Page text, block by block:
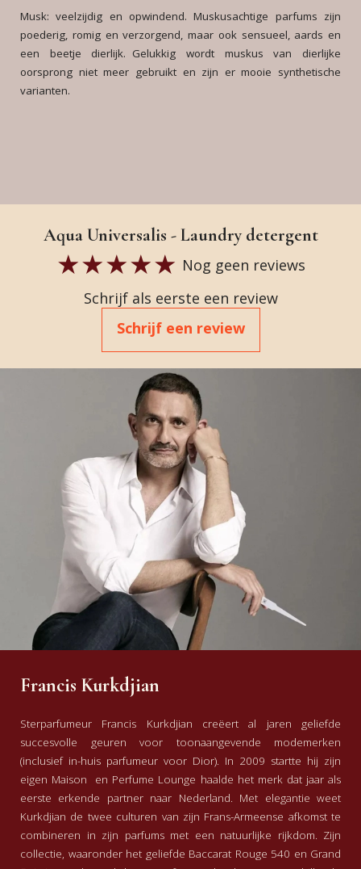
Musk: veelzijdig en opwindend. Muskusachtige parfums zijn
poederig, romig en verzorgend, maar ook sensueel, aards en
een beetje dierlijk. Gelukkig wordt muskus van dierlijke
oorsprong niet meer gebruikt en zijn er mooie synthetische
varianten.
Aqua Universalis - Laundry detergent
Nog geen reviews
Schrijf als eerste een review
Schrijf een review
Francis Kurkdjian
Sterparfumeur Francis Kurkdjian creëert al jaren geliefde
succesvolle geuren voor toonaangevende modemerken
(inclusief in-huis parfumeur voor Dior). In 2009 startte hij zijn
eigen Maison en Perfume Lounge haalde het merk dat jaar als
eerste erkende partner naar Nederland. Met elegantie weet
Kurkdjian de twee culturen van zijn Frans-Armeense afkomst te
combineren in zijn parfums met een natuurlijke rijkdom. Zijn
collectie, waaronder het geliefde Baccarat Rouge 540 en Grand